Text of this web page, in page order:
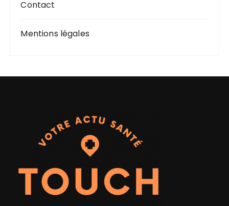
Contact
Mentions légales